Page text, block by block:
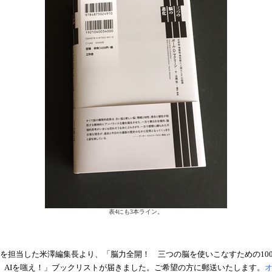
表4にも3本ライン。
担当した米澤編集長より、「脳力全開！ 三つの脳を使いこなすための
を嗤え！」ブックリストが届きました。ご希望の方に郵送いたします。